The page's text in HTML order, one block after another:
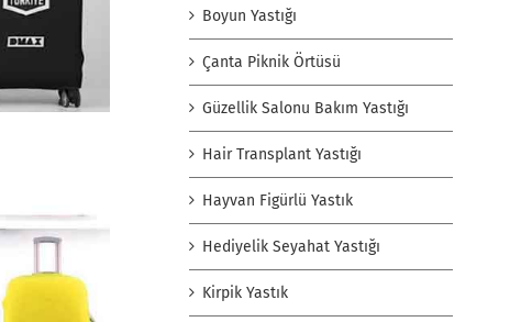
Boyun Yastığı
Çanta Piknik Örtüsü
Güzellik Salonu Bakım Yastığı
Hair Transplant Yastığı
Hayvan Figürlü Yastık
Hediyelik Seyahat Yastığı
Kirpik Yastık